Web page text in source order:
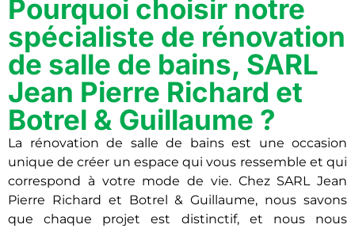
Pourquoi choisir notre
spécialiste de rénovation
de salle de bains, SARL
Jean Pierre Richard et
Botrel & Guillaume ?
La rénovation de salle de bains est une occasion
unique de créer un espace qui vous ressemble et qui
correspond à votre mode de vie. Chez SARL Jean
Pierre Richard et Botrel & Guillaume, nous savons
que chaque projet est distinctif, et nous nous